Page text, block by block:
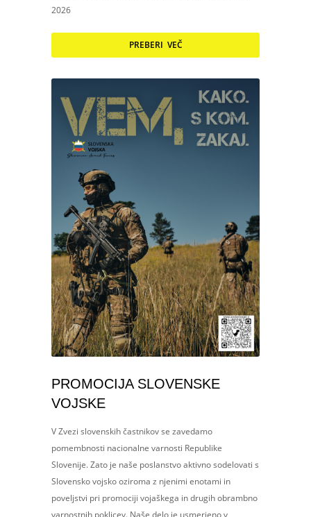
2026
PREBERI VEČ
PROMOCIJA SLOVENSKE
VOJSKE
V Zvezi slovenskih častnikov se zavedamo
pomembnosti nacionalne varnosti Republike
Slovenije. Zato je naše poslanstvo aktivno sodelovati s
Slovensko vojsko oziroma z njenimi enotami in
poveljstvi pri promociji vojaškega in drugih obrambno
varnostnih poklicev. Naše delo je usmerjeno v